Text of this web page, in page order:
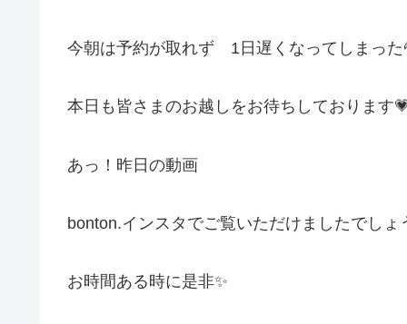
今朝は予約が取れず 1日遅くなってしまった
本日も皆さまのお越しをお待ちしております
あっ！昨日の動画
bonton.インスタでご覧いただけましたでしょ
お時間ある時に是非✨